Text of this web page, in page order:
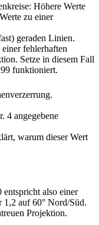
Höhere Werte
zu einer
geraden Linien.
fehlerhaften
Setze in diesem Fall
funktioniert.
4 angegebene
warum dieser Wert
also einer
1,2 auf 60° Nord/Süd.
Projektion.